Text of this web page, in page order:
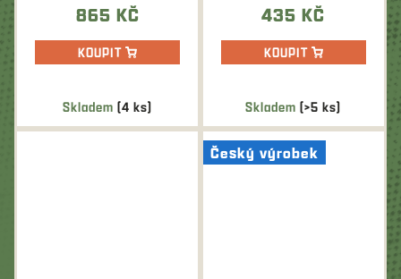
Skladem(4 ks)
barva...865 KČ
KOUPIT
Skladem(>5 ks)
435 KČ
KOUPIT
Český výrobek